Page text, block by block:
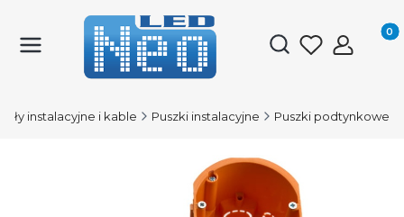
Otwórz
instalacyjne i kable Puszki instalacyjne Puszki podtynkowe